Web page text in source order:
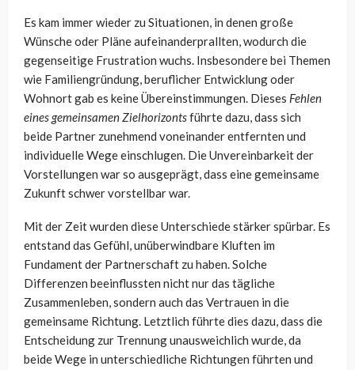
Es kam immer wieder zu Situationen, in denen große
Wünsche oder Pläne aufeinanderprallten, wodurch die
gegenseitige Frustration wuchs. Insbesondere bei Themen
wie Familiengründung, beruflicher Entwicklung oder
Wohnort gab es keine Übereinstimmungen. Dieses Fehlen
eines gemeinsamen Zielhorizontsführte dazu, dass sich
beide Partner zunehmend voneinander entfernten und
individuelle Wege einschlugen. Die Unvereinbarkeit der
Vorstellungen war so ausgeprägt, dass eine gemeinsame
Zukunft schwer vorstellbar war.
Mit der Zeit wurden diese Unterschiede stärker spürbar. Es
entstand das Gefühl, unüberwindbare Kluften im
Fundament der Partnerschaft zu haben. Solche
Differenzen beeinflussten nicht nur das tägliche
Zusammenleben, sondern auch das Vertrauen in die
gemeinsame Richtung. Letztlich führte dies dazu, dass die
Entscheidung zur Trennung unausweichlich wurde, da
beide Wege in unterschiedliche Richtungen führten und